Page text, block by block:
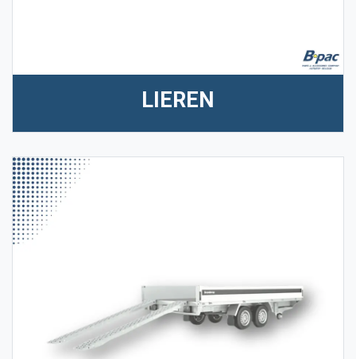
LIEREN